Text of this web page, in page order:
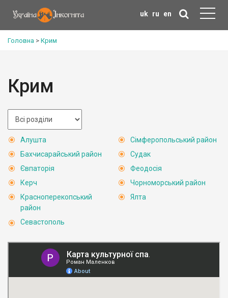
uk ru en
Головна > Крим
Крим
Алушта
Бахчисарайський район
Євпаторія
Керч
Красноперекопський
район
Севастополь
Сімферопольський район
Судак
Феодосія
Чорноморський район
Ялта